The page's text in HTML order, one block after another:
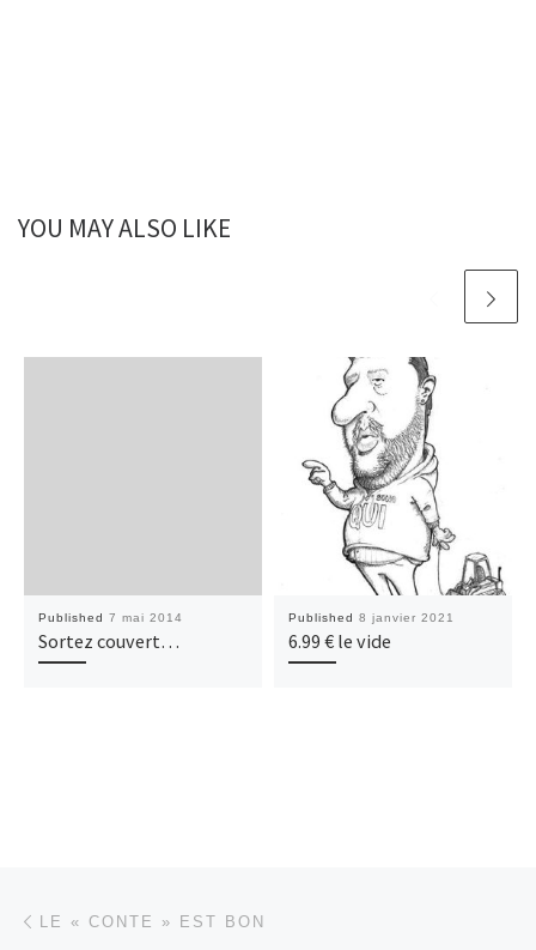
YOU MAY ALSO LIKE
Published 7 mai 2014
Sortez couvert…
Published 8 janvier 2021
6.99 € le vide
Post navigation
LE « CONTE » EST BON